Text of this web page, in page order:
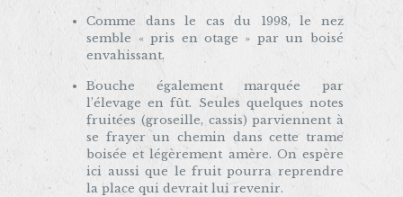
Comme dans le cas du 1998, le nez
semble « pris en otage » par un boisé
envahissant.
Bouche également marquée par
l’élevage en fût. Seules quelques notes
fruitées (groseille, cassis) parviennent à
se frayer un chemin dans cette trame
boisée et légèrement amère. On espère
ici aussi que le fruit pourra reprendre
la place qui devrait lui revenir.